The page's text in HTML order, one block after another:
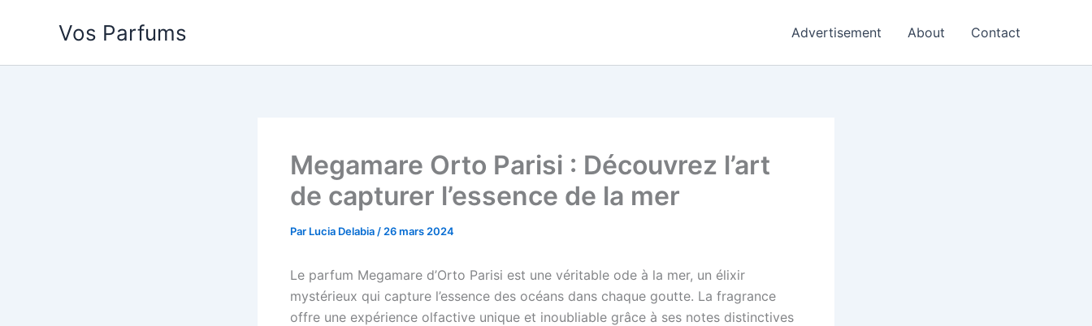
Vos Parfums Advertisement About Contact
Megamare Orto Parisi : Découvrez l’art
de capturer l’essence de la mer
Par Lucia Delabia / 26 mars 2024
Le parfum Megamare d’Orto Parisi est une véritable ode à la mer, un élixir
mystérieux qui capture l’essence des océans dans chaque goutte. La fragrance
offre une expérience olfactive unique et inoubliable grâce à ses notes distinctives